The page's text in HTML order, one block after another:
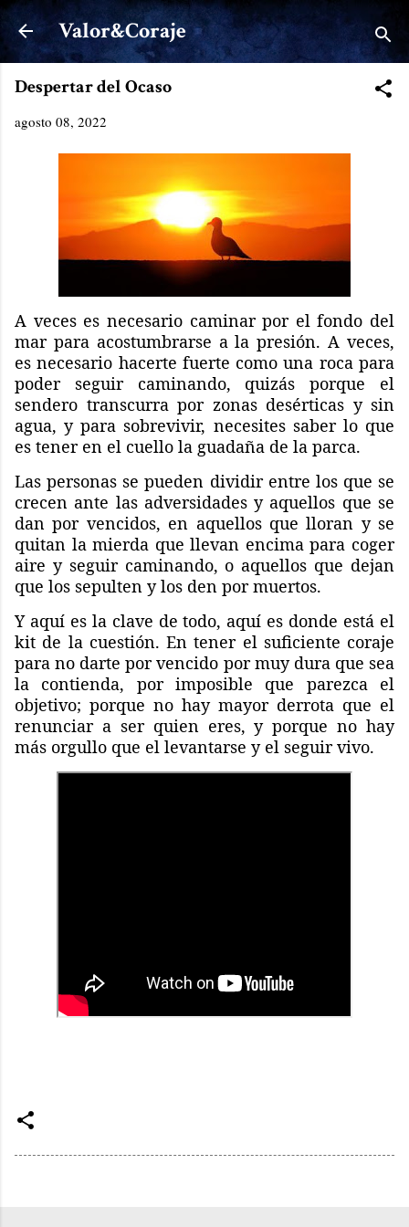
Ir al contenido principal
Valor&Coraje
Despertar del Ocaso
agosto 08, 2022
A veces es necesario caminar por el fondo del
mar para acostumbrarse a la presión. A veces,
es necesario hacerte fuerte como una roca para
poder seguir caminando, quizás porque el
sendero transcurra por zonas desérticas y sin
agua, y para sobrevivir, necesites saber lo que
es tener en el cuello la guadaña de la parca.
Las personas se pueden dividir entre los que se
crecen ante las adversidades y aquellos que se
dan por vencidos, en aquellos que lloran y se
quitan la mierda que llevan encima para coger
aire y seguir caminando, o aquellos que dejan
que los sepulten y los den por muertos.
Y aquí es la clave de todo, aquí es donde está el
kit de la cuestión. En tener el suficiente coraje
para no darte por vencido por muy dura que sea
la contienda, por imposible que parezca el
objetivo; porque no hay mayor derrota que el
renunciar a ser quien eres, y porque no hay
más orgullo que el levantarse y el seguir vivo.